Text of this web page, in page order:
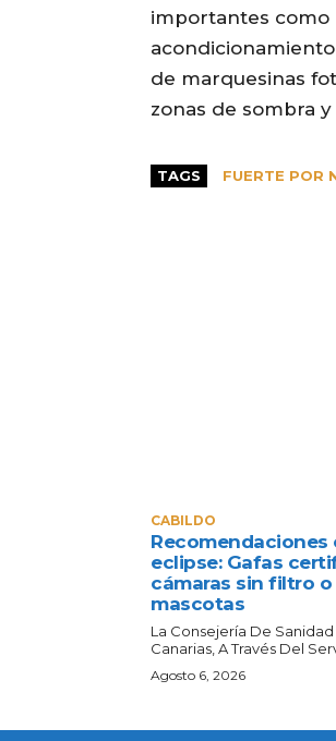
importantes como
de marquesinas
zonas de sombra
TAGS FUERTE POR
CABILDO
Recomendaciones
eclipse: Gafas
cámaras sin filtro
mascotas
La Consejería De
Canarias, A Través Del
Agosto 6, 2026